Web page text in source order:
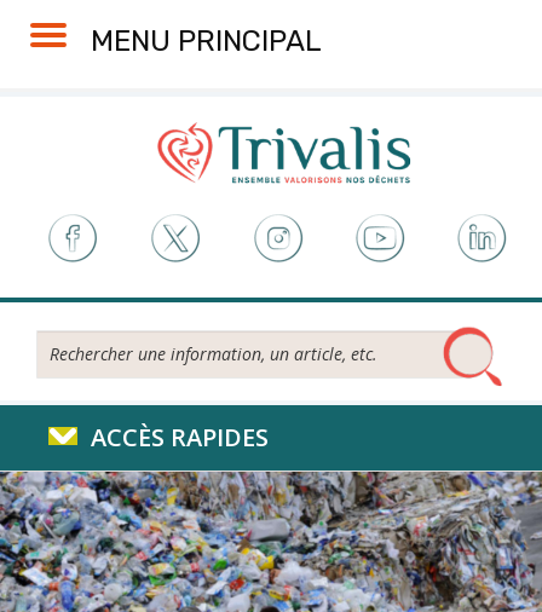
MENU PRINCIPAL
Rechercher...
ACCÈS RAPIDES